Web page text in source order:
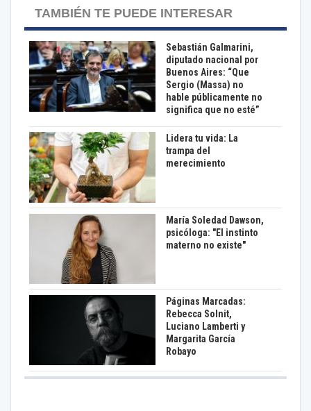
TAMBIÉN TE PUEDE INTERESAR
Sebastián Galmarini,
diputado nacional por
Buenos Aires: “Que
Sergio (Massa) no
hable públicamente no
significa que no esté”
Lidera tu vida: La
trampa del
merecimiento
María Soledad Dawson,
psicóloga: "El instinto
materno no existe"
Páginas Marcadas:
Rebecca Solnit,
Luciano Lamberti y
Margarita García
Robayo